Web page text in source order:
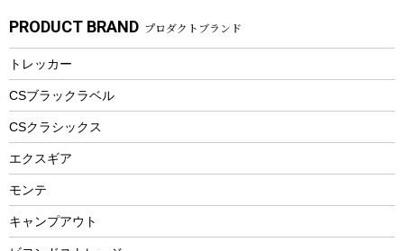
マグカップ、カップ
ステンレスボトル
フードボトル
トレー
ランチョンマット
ランチボックス
スプレー関係
ツール、他
ヘルメット
エアーポンプ
アクセサリー
自転車ウェア
パラソル
フローティングベスト
ヘルメット
エアーポンプ
ビーチテント
ウィンター
スノーシュー
防寒ウェア
湯たんぽ
防災用品
PRODUCT BRAND プロダクトブランド
トレッカー
CSブラックラベル
CSクラシックス
エクスギア
モンテ
キャンプアウト